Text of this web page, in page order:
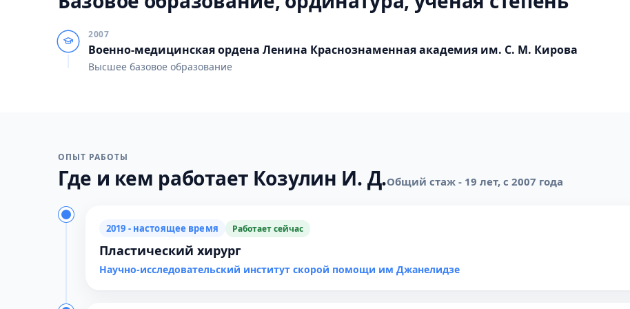
2007
Военно-медицинская ордена Ленина Краснознаменная академия им. С. М. Кирова
Высшее базовое образование
ОПЫТ РАБОТЫ
Где и кем работает Козулин И. Д.Общий стаж - 19 лет, с 2007 года
2019 - настоящее время Работает сейчас
Пластический хирург
Научно-исследовательский институт скорой помощи им Джанелидзе